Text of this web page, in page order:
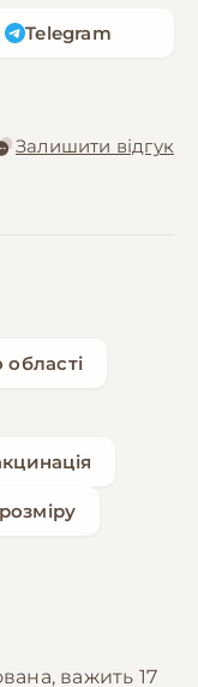
Telegram
Залишити відгук
важить 17